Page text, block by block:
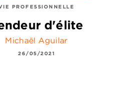
PROFESSIONNELLE
d'élite
Michaël Aguilar
26/05/2021